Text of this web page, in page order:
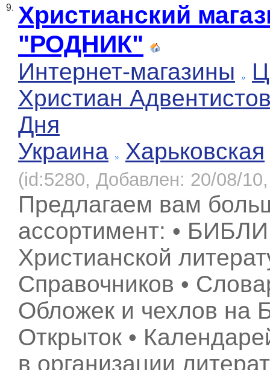
9. Христианский
"РОДНИК"
Интернет-магазины
Христиан
Дня
Украина
Харьковская
(id:5280, Добавлен: 20/08/
Предлагаем вам
ассортимент: •
Христианской
Справочников •
Обложек и чехлов на
Открыток •
в организации